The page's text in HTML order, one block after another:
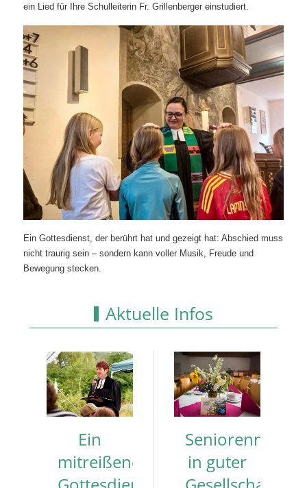
ein Lied für Ihre Schulleiterin Fr. Grillenberger einstudiert.
Ein Gottesdienst, der berührt hat und gezeigt hat: Abschied muss
nicht traurig sein – sondern kann voller Musik, Freude und
Bewegung stecken.
Aktuelle Infos
Ein
mitreißender
in guter